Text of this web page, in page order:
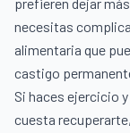
prefieren dejar
necesitas
alimentaria que
castigo
Si haces ejercicio
cuesta